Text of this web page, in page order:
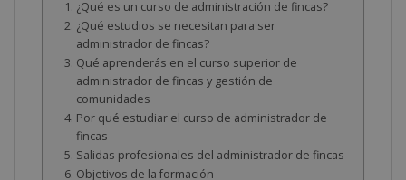
¿Qué es un curso de administración de fincas?
¿Qué estudios se necesitan para ser
administrador de fincas?
Qué aprenderás en el curso superior de
administrador de fincas y gestión de
comunidades
Por qué estudiar el curso de administrador de
fincas
Salidas profesionales del administrador de fincas
Objetivos de la formación